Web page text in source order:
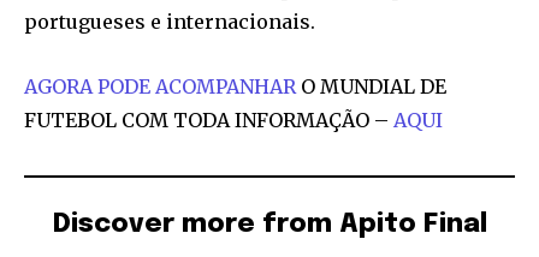
portugueses e internacionais.
AGORA PODE ACOMPANHAR O MUNDIAL DE
FUTEBOL COM TODA INFORMAÇÃO – AQUI
Discover more from Apito Final